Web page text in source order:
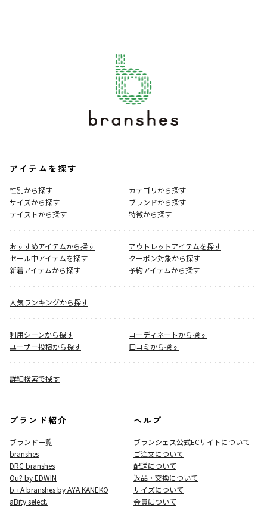
アイテムを探す
性別から探す
カテゴリから探す
サイズから探す
ブランドから探す
テイストから探す
特徴から探す
おすすめアイテムから探す
アウトレットアイテムを探す
セール中アイテムを探す
クーポン対象から探す
新着アイテムから探す
予約アイテムから探す
人気ランキングから探す
利用シーンから探す
コーディネートから探す
ユーザー投稿から探す
口コミから探す
詳細検索で探す
ブランド紹介
ブランド一覧
branshes
DRC branshes
Ou? by EDWIN
b.+A branshes by AYA KANEKO
aBity select.
ヘルプ
ブランシェス公式ECサイトについて
ご注文について
配送について
返品・交換について
サイズについて
会員について